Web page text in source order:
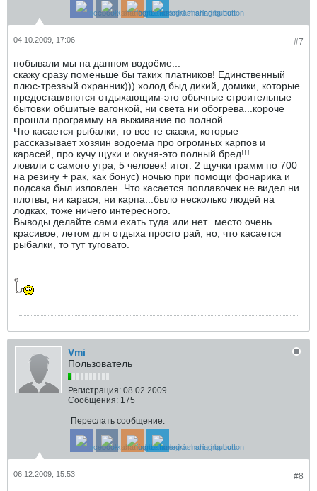
#7
04.10.2009, 17:06
побывали мы на данном водоёме...
скажу сразу поменьше бы таких платников! Единственный
плюс-трезвый охранник))) холод быд дикий, домики, которые
предоставляются отдыхающим-это обычные строительные
бытовки обшитые вагонкой, ни света ни обогрева...короче
прошли программу на выживание по полной.
Что касается рыбалки, то все те сказки, которые
рассказывает хозяин водоема про огромных карпов и
карасей, про кучу щуки и окуня-это полный бред!!!
ловили с самого утра, 5 человек! итог: 2 щучки грамм по 700
на резину + рак, как бонус) ночью при помощи фонарика и
подсака был изловлен. Что касается поплавочек не видел ни
плотвы, ни карася, ни карпа...было несколько людей на
лодках, тоже ничего интересного.
Выводы делайте сами ехать туда или нет...место очень
красивое, летом для отдыха просто рай, но, что касается
рыбалки, то тут туговато.
Vmi
Пользователь
Регистрация: 08.02.2009
Сообщения: 175
Переслать сообщение:
#8
06.12.2009, 15:53